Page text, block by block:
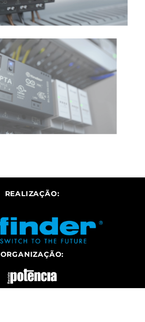
REALIZAÇÃO:
ORGANIZAÇÃO: